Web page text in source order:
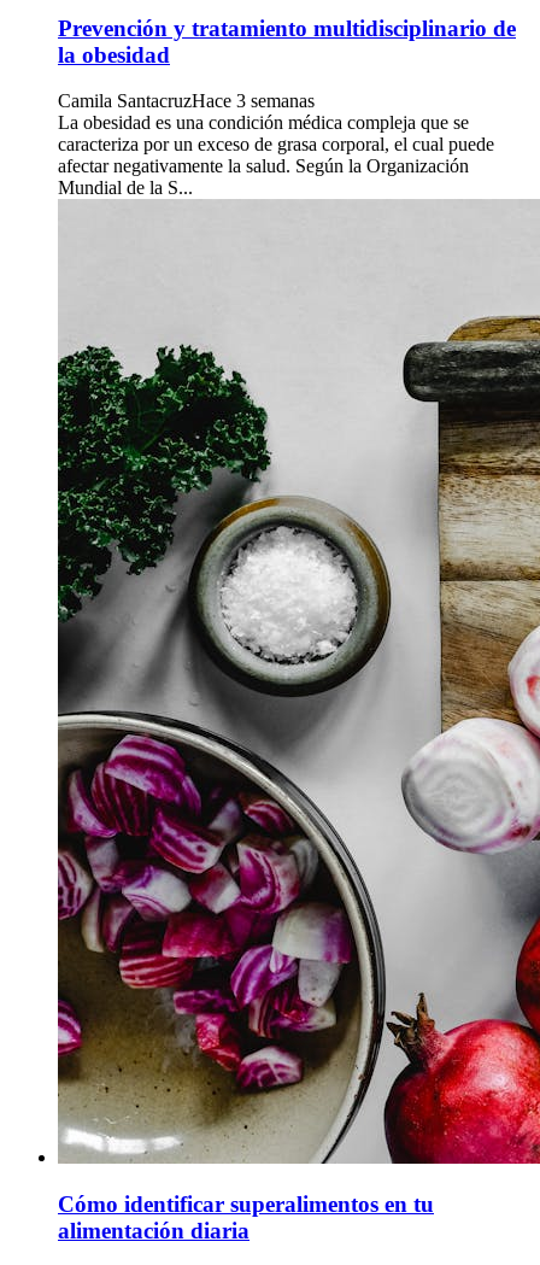
Prevención y tratamiento multidisciplinario de
la obesidad
Camila SantacruzHace 3 semanas
La obesidad es una condición médica compleja que se
caracteriza por un exceso de grasa corporal, el cual puede
afectar negativamente la salud. Según la Organización
Mundial de la S...
Cómo identificar superalimentos en tu
alimentación diaria